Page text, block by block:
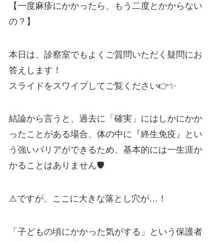
【一度麻疹にかかったら、もう二度とかからない
の？】
本日は、診察室でもよくご質問いただく疑問にお
答えします！
スライドをスワイプしてご覧ください👉✨
結論から言うと、過去に「確実」にはしかにかか
ったことがある場合、体の中に『終生免疫』とい
う強いバリアができるため、基本的には一生涯か
かることはありません🛡️
⚠️ですが、ここに大きな落とし穴が…！
「子どもの頃にかかった気がする」という保護者